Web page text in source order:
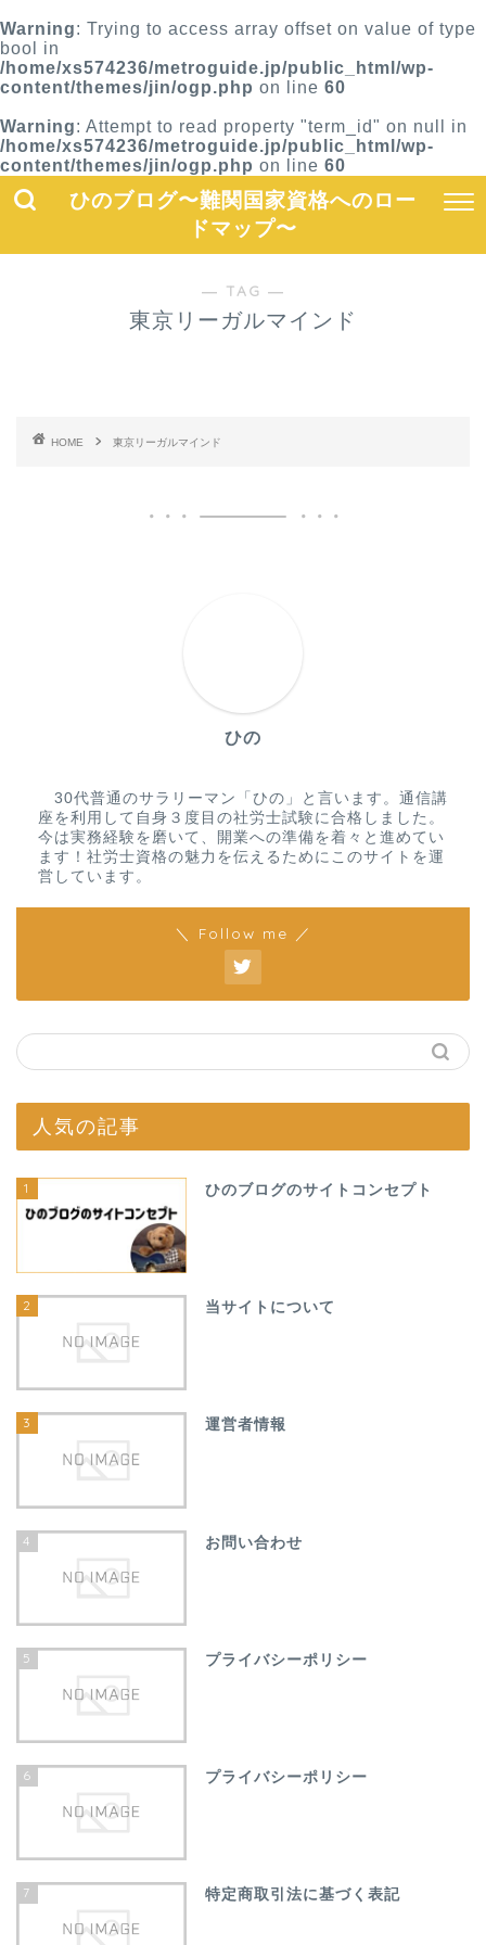
Warning: Trying to access array offset on value of type
bool in
/home/xs574236/metroguide.jp/public_html/wp-
content/themes/jin/ogp.php on line 60
Warning: Attempt to read property "term_id" on null in
/home/xs574236/metroguide.jp/public_html/wp-
content/themes/jin/ogp.php on line 60
ひのブログ〜難関国家資格へのロー
ドマップ〜
― TAG ―
東京リーガルマインド
HOME 東京リーガルマインド
ひの
30代普通のサラリーマン「ひの」と言います。通信講
座を利用して自身３度目の社労士試験に合格しました。
今は実務経験を磨いて、開業への準備を着々と進めてい
ます！社労士資格の魅力を伝えるためにこのサイトを運
営しています。
＼ Follow me ／
人気の記事
1 ひのブログのサイトコンセプト
2 当サイトについて
3 運営者情報
4 お問い合わせ
5 プライバシーポリシー
6 プライバシーポリシー
7 特定商取引法に基づく表記